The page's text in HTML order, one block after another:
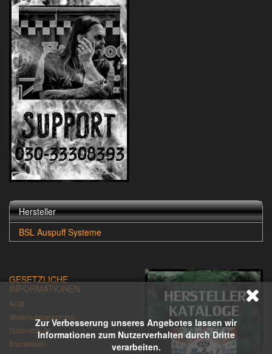
Zur Verbesserung unseres Angebotes lassen wir
Informationen zum Nutzerverhalten durch Dritte
verarbeiten.
Hersteller
BSL Auspuff Systeme
GESETZLICHE
INFORMATIONEN
AGB
Widerrufsbelehrung
Datenschutz
Impressum